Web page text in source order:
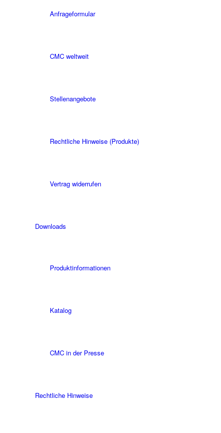
Anfrageformular
CMC weltweit
Stellenangebote
Rechtliche Hinweise (Produkte)
Vertrag widerrufen
Downloads
Produktinformationen
Katalog
CMC in der Presse
Rechtliche Hinweise